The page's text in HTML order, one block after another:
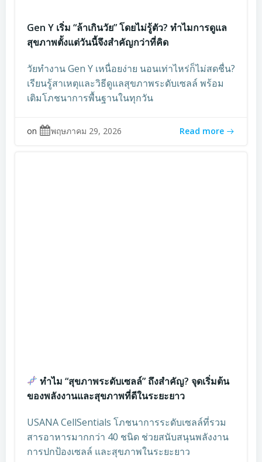
Gen Y เริ่ม “ล้าเกินวัย” โดยไม่รู้ตัว? ทำไมการดูแล
สุขภาพตั้งแต่วันนี้จึงสำคัญกว่าที่คิด
วัยทำงาน Gen Y เหนื่อยง่าย นอนเท่าไหร่ก็ไม่สดชื่น?
เรียนรู้สาเหตุและวิธีดูแลสุขภาพระดับเซลล์ พร้อม
เติมโภชนาการพื้นฐานในทุกวัน
on พฤษภาคม 29, 2026 Read more
ทำไม “สุขภาพระดับเซลล์” ถึงสำคัญ? จุดเริ่มต้น
ของพลังงานและสุขภาพที่ดีในระยะยาว
USANA CellSentials โภชนาการระดับเซลล์ที่รวม
สารอาหารมากกว่า 40 ชนิด ช่วยสนับสนุนพลังงาน
การปกป้องเซลล์ และสุขภาพในระยะยาว